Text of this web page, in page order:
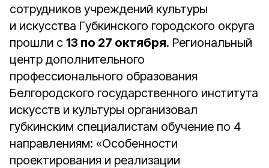
сотрудников учреждений культуры
и искусства Губкинского городского округа
прошли с 13 по 27 октября. Региональный
центр дополнительного
профессионального образования
Белгородского государственного института
искусств и культуры организовал
губкинским специалистам обучение по 4
направлениям: «Особенности
проектирования и реализации